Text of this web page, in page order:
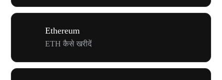
Ethereum
ETH कैसे खरीदें